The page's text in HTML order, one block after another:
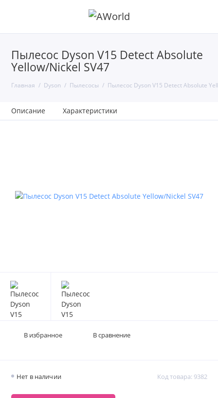
Пылесос Dyson V15 Detect Absolute
Yellow/Nickel SV47
Главная Dyson Пылесосы Пылесос Dyson V15 Detect Absolute
Описание Характеристики
Нет в наличии Код товара: 9382
В избранное В сравнение